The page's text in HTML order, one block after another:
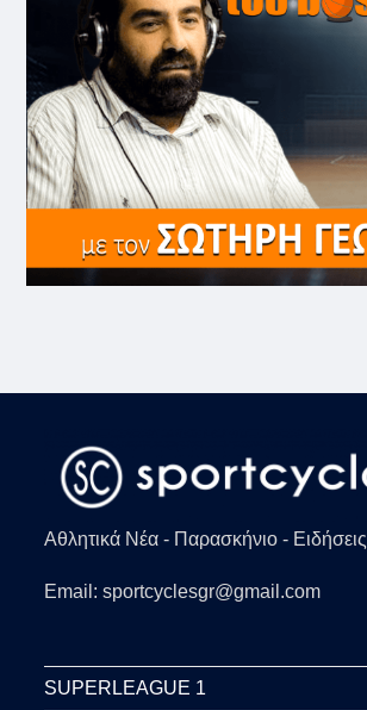
Αθλητικά Νέα - Παρασκήνιο - Ειδήσεις
Email: sportcyclesgr@gmail.com
SUPERLEAGUE 1